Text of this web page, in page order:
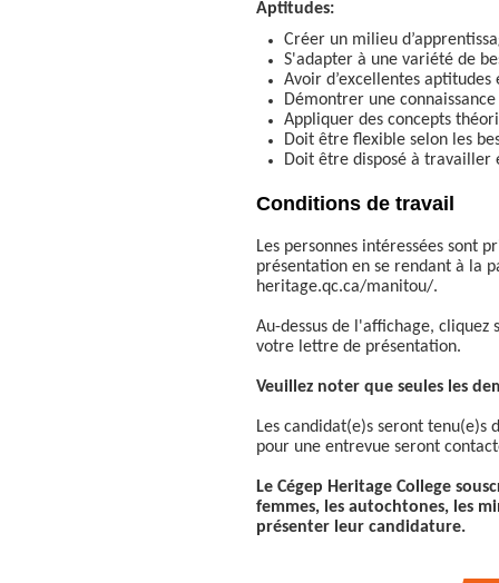
Aptitudes:
Créer un milieu
S'adapter à une variété de
Avoir d’excellentes
Démontrer une
Appliquer des concepts
Doit être flexible selon les
Doit être disposé à travailler
Conditions de travail
Les personnes intéressées sont
présentation en se rendant à la
heritage.qc.ca/manitou/.
Au-dessus de l'affichage, cliquez
votre lettre de présentation.
Veuillez noter que seules les
Les candidat(e)s seront tenu(e)s
pour une entrevue seront
Le Cégep Heritage College
femmes, les autochtones, les
présenter leur candidature.